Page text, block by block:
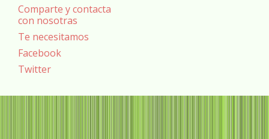
Comparte y contacta
con nosotras
Te necesitamos
Facebook
Twitter